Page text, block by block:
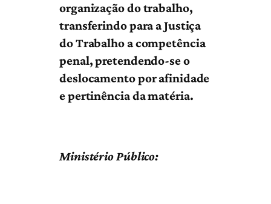
organização do trabalho,
transferindo para a Justiça
do Trabalho a competência
penal, pretendendo-se o
deslocamento por afinidade
e pertinência da matéria.
Ministério Público: